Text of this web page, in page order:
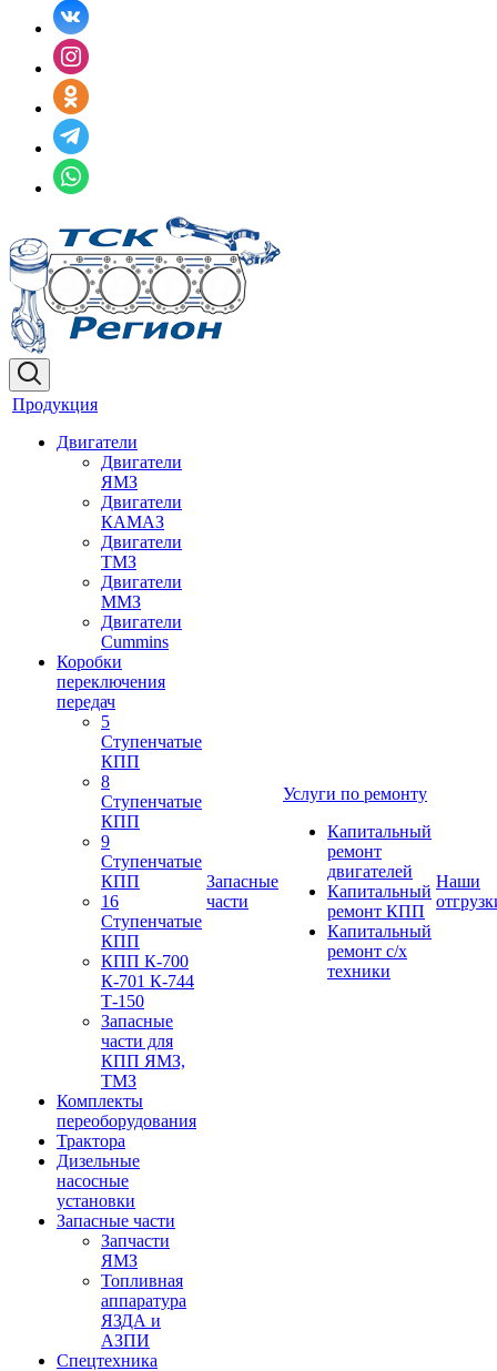
Продукция
Двигатели
Двигатели
ЯМЗ
Двигатели
КАМАЗ
Двигатели
ТМЗ
Двигатели
ММЗ
Двигатели
Cummins
Коробки
переключения
передач
5
Ступенчатые
КПП
8
Ступенчатые
КПП
9
Ступенчатые
КПП
16
Ступенчатые
КПП
КПП К-700
К-701 К-744
Т-150
Запасные
части для
КПП ЯМЗ,
ТМЗ
Комплекты
переоборудования
Трактора
Дизельные
насосные
установки
Запасные части
Запчасти
ЯМЗ
Топливная
аппаратура
ЯЗДА и
АЗПИ
Спецтехника
Запасные
части
Услуги по ремонту
Капитальный
ремонт
двигателей
Капитальный
ремонт КПП
Капитальный
ремонт с/х
техники
Наши